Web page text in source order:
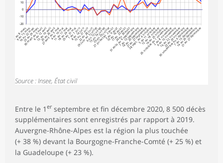
0
10
-10
-20
2 au 8 mars
9 au 15 mars
16 au 22 mars
23 au 29 mars
30 mars au 5 avril
6 au 12 avril
13 au 19 avril
20 au 26 avril
27 avril au 3 mai
4 au 10 mai
11 au 17 mai
18 au 24 mai
25 au 31 mai
1 au 7 juin
8 au 14 juin
15 au 21 juin
22 au 28 juin
29 juin au 5 juillet
6 au 12 juillet
13 au 19 juillet
20 au 26 juillet
27 juillet au 2 août
3 au 9 août
10 au 16 août
17 au 23 août
24 au 30 août
31 août au 6 septembre
7 au 13 septembre
14 au 20 septembre
21 au 27 septembre
28 sept. au 4 octobre
5 au 11 octobre
12 au 18 octobre
19 au 25 octobre
26 octobre au 1 novembre
2 au 8 novembre
9 au 15 novembre
16 au 22 novembre
23 au 29 novembre
30 novembre au 6 décembre
7 au 13 décembre
14 au 20 décembre
21 au 27 décembre
Source : Insee, État civil
Entre le 1 erseptembre et fin décembre 2020, 8 500 décès
supplémentaires sont enregistrés par rapport à 2019.
Auvergne-Rhône-Alpes est la région la plus touchée
(+ 38 %) devant la Bourgogne-Franche-Comté (+ 25 %) et
la Guadeloupe (+ 23 %).